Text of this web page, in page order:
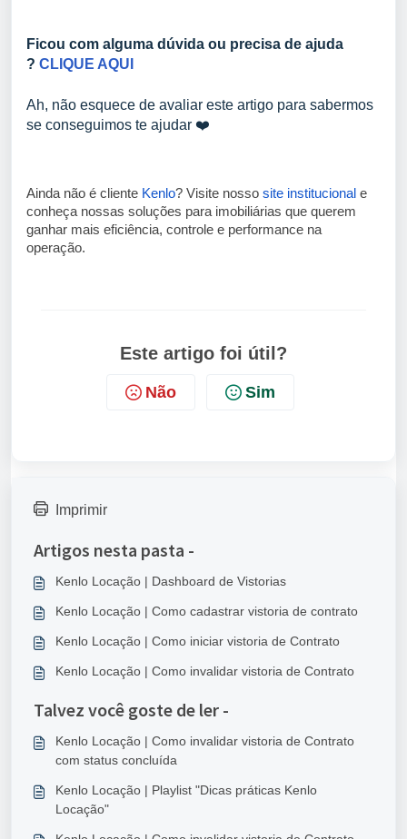
Ficou com alguma dúvida ou precisa de ajuda
? CLIQUE AQUI
Ah, não esquece de avaliar este artigo para sabermos
se conseguimos te ajudar ❤️
Ainda não é cliente Kenlo? Visite nosso site institucional e
conheça nossas soluções para imobiliárias que querem
ganhar mais eficiência, controle e performance na
operação.
Este artigo foi útil?
Não Sim
Imprimir
Artigos nesta pasta -
Kenlo Locação | Dashboard de Vistorias
Kenlo Locação | Como cadastrar vistoria de contrato
Kenlo Locação | Como iniciar vistoria de Contrato
Kenlo Locação | Como invalidar vistoria de Contrato
Talvez você goste de ler -
Kenlo Locação | Como invalidar vistoria de Contrato
com status concluída
Kenlo Locação | Playlist "Dicas práticas Kenlo
Locação"